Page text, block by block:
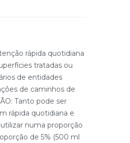
rápida quotidiana
tratadas ou
de entidades
de caminhos de
Tanto pode ser
rápida quotidiana e
numa proporção
de 5% (500 ml